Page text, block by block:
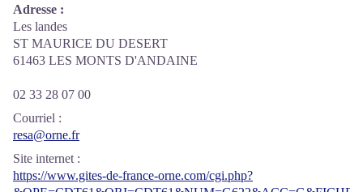
Adresse :
Les landes
ST MAURICE DU DESERT
61463 LES MONTS D'ANDAINE
02 33 28 07 00
Courriel :
resa@orne.fr
Site internet :
https://www.gites-de-france-orne.com/cgi.php?